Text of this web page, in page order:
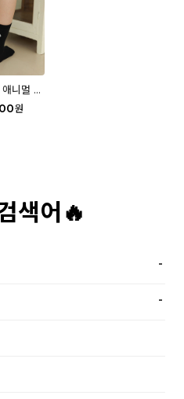
니멀 삭
03 흑백
원
색어🔥
-
-